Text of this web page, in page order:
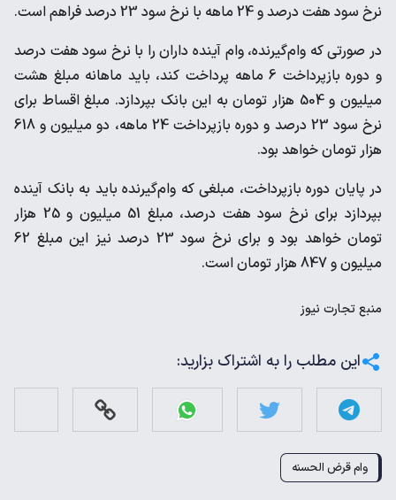
نرخ سود هفت درصد و 24 ماهه با نرخ سود 23 درصد فراهم است.
در صورتی که وام‌گیرنده، وام آینده داران را با نرخ سود هفت درصد
و دوره بازپرداخت 6 ماهه پرداخت کند، باید ماهانه مبلغ هشت
میلیون و 504 هزار تومان به این بانک بپردازد. مبلغ اقساط برای
نرخ سود 23 درصد و دوره بازپرداخت 24 ماهه، دو میلیون و 618
هزار تومان خواهد بود.
در پایان دوره بازپرداخت، مبلغی که وام‌گیرنده باید به بانک آینده
بپردازد برای نرخ سود هفت درصد، مبلغ 51 میلیون و 25 هزار
تومان خواهد بود و برای نرخ سود 23 درصد نیز این مبلغ 62
میلیون و 847 هزار تومان است.
منبعتجارت نیوز
این مطلب را به اشتراک بزارید:
وام قرض الحسنه